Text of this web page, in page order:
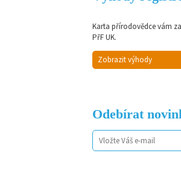
Karta přírodovědce vám
PřF UK.
Zobrazit výhody
Odebírat